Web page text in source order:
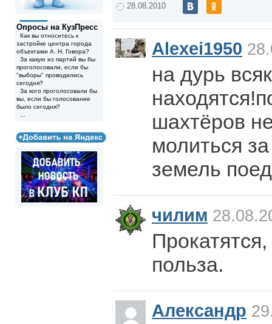
Опросы на КузПресс
Как вы относитесь к
застройке центра города
объектами А. Н. Говора?
За какую из партий вы бы
проголосовали, если бы
"выборы" проводились
сегодня?
За кого проголосовали бы
вы, если бы голосование
было сегодня?
28.08.2010
Alexei1950
на дурь
шахтёров
молиться
земель
чилим
польза.
Александр